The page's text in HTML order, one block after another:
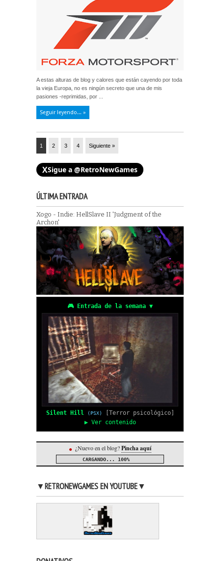
A estas alturas de blog y calores que están cayendo por toda
la vieja Europa, no es ningún secreto que una de mis
pasiones -reprimidas, por ...
Seguir leyendo... »
1 2 3 4 Siguiente »
XSigue a @RetroNewGames
ÚLTIMA ENTRADA
Xogo - Indie: HellSlave II 'Judgment of the
Archon'
🎮 Entrada de la semana ▼
Silent Hill (PSX)
[Terror psicológico]
▶ Ver contenido
● ¿Nuevo en el blog?Pincha aquí
CARGANDO... 100%
▼RETRONEWGAMES EN YOUTUBE▼